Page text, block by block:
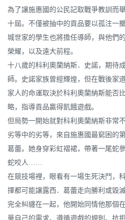
為了讓施惠國的公民記取戰爭教訓而
十屆。不僅被抽中的貢品要以孤注一
城世家的學生也將擔任導師，與他們
榮耀，以及遠大前程。
十八歲的科利奧蘭納斯．史諾，期待
師。史諾家族曾經輝煌，但在戰後家
家人的命運取決於科利奧蘭納斯能否
略，指導貢品贏得飢餓遊戲。
但局勢一開始就對科利奧蘭納斯非常
劣等中的劣等，來自施惠國最窮困的
葛蕾。她身穿彩虹褶裙，帶著一尾蛇
蛇咬人……
在競技場裡，眼看有一場生死決鬥，
擇都可能讓露西．葛蕾走向勝利或毀
完全糾纏在一起，他開始同情他那
量自己的需求、遵循遊戲的規則、抗